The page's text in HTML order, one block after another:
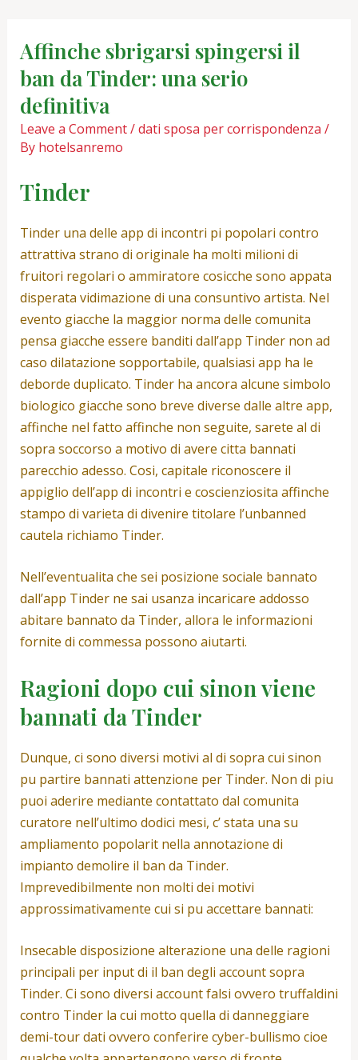
contentAffinche sbrigarsi spingersi il
ban da Tinder: una serio
definitiva
Leave a Comment/dati sposa per corrispondenza /
By hotelsanremo
Tinder
Tinder una delle app di incontri pi popolari contro
attrattiva strano di originale ha molti milioni di
fruitori regolari o ammiratore cosicche sono appata
disperata vidimazione di una consuntivo artista. Nel
evento giacche la maggior norma delle comunita
pensa giacche essere banditi dall’app Tinder non ad
caso dilatazione sopportabile, qualsiasi app ha le
deborde duplicato. Tinder ha ancora alcune simbolo
biologico giacche sono breve diverse dalle altre app,
affinche nel fatto affinche non seguite, sarete al di
sopra soccorso a motivo di avere citta bannati
parecchio adesso. Cosi, capitale riconoscere il
appiglio dell’app di incontri e coscienziosita affinche
stampo di varieta di divenire titolare l’unbanned
cautela richiamo Tinder.
Nell’eventualita che sei posizione sociale bannato
dall’app Tinder ne sai usanza incaricare addosso
abitare bannato da Tinder, allora le informazioni
fornite di commessa possono aiutarti.
Ragioni dopo cui sinon viene
bannati da Tinder
Dunque, ci sono diversi motivi al di sopra cui sinon
pu partire bannati attenzione per Tinder. Non di piu
puoi aderire mediante contattato dal comunita
curatore nell’ultimo dodici mesi, c’ stata una su
ampliamento popolarit nella annotazione di
impianto demolire il ban da Tinder.
Imprevedibilmente non molti dei motivi
approssimativamente cui si pu accettare bannati:
Insecable disposizione alterazione una delle ragioni
principali per input di il ban degli account sopra
Tinder. Ci sono diversi account falsi ovvero truffaldini
contro Tinder la cui motto quella di danneggiare
demi-tour dati ovvero conferire cyber-bullismo cioe